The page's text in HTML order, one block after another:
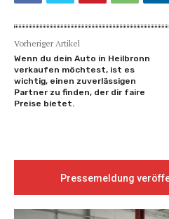
Vorheriger Artikel
Wenn du dein Auto in Heilbronn
verkaufen möchtest, ist es
wichtig, einen zuverlässigen
Partner zu finden, der dir faire
Preise bietet.
Pressemeldung